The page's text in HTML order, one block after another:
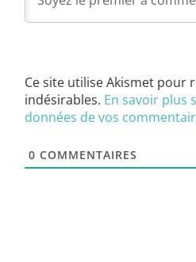
Ce site utilise Akismet pour
indésirables. En savoir plus
données de vos
0 COMMENTAIRES